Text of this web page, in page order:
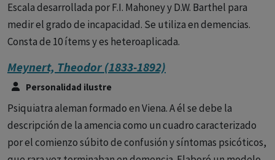
Escala desarrollada por F.I. Mahoney y D.W. Barthel para
medir el grado de incapacidad. Se utiliza en demencias.
Consta de 10 ítems y es heteroaplicada.
Meynert, Theodor (1833-1892)
Personalidad ilustre
Psiquiatra aleman formado en Viena. A él se debe la
descripción de la amencia como un cuadro caracterizado
por el comienzo súbito de confusión y síntomas psicóticos,